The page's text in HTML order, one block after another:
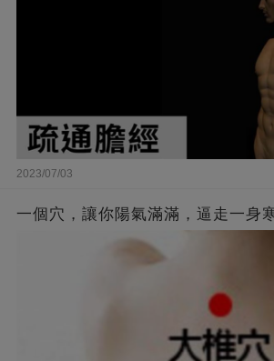
2023/07/03
一個穴，讓你陽氣滿滿，逼走一身